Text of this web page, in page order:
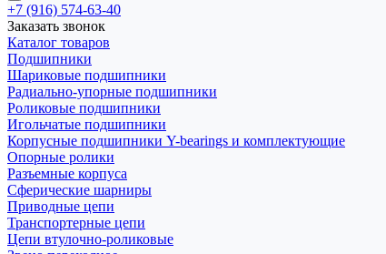
+7 (916) 574-63-40
Заказать звонок
Каталог товаров
Подшипники
Шариковые подшипники
Радиально-упорные подшипники
Роликовые подшипники
Игольчатые подшипники
Корпусные подшипники Y-bearings и комплектующие
Опорные ролики
Разъемные корпуса
Сферические шарниры
Приводные цепи
Транспортерные цепи
Цепи втулочно-роликовые